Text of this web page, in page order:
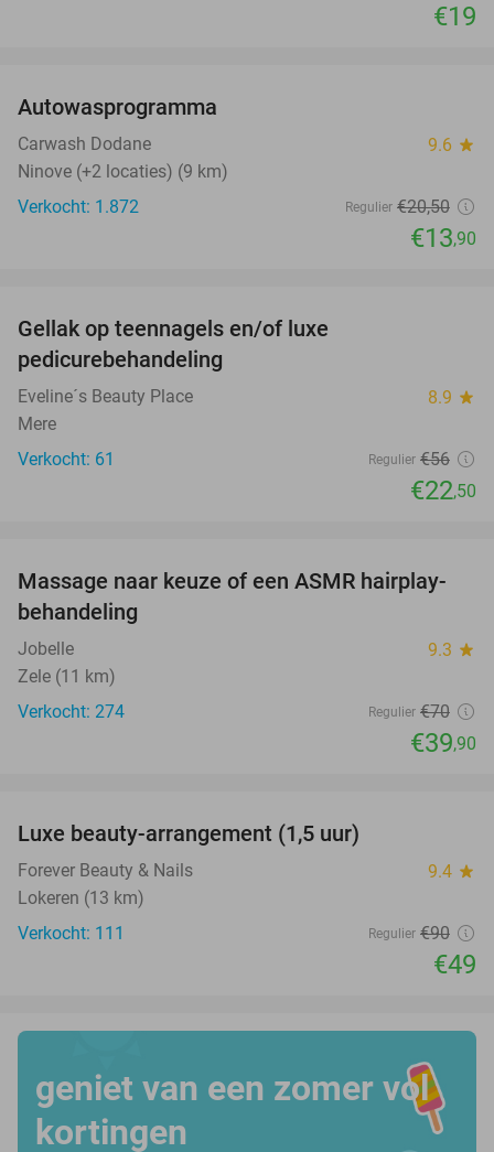
€19
Autowasprogramma
Carwash Dodane 9.6 star
Ninove (+2 locaties) (9 km)
Verkocht: 1.872
Regulier €20,50
€13,90
Gellak op teennagels en/of luxe
pedicurebehandeling
Eveline´s Beauty Place 8.9 star
Mere
Verkocht: 61
Regulier €56
€22,50
43%
Massage naar keuze of een ASMR hairplay-
behandeling
Jobelle 9.3 star
Zele (11 km)
Verkocht: 274
Regulier €70
€39,90
Luxe beauty-arrangement (1,5 uur)
Forever Beauty & Nails 9.4 star
Lokeren (13 km)
Verkocht: 111
Regulier €90
€49
geniet van een zomer vol
kortingen